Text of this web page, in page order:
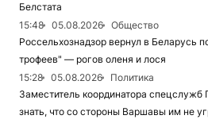
Белстата
15:48
05.08.2026
Общество
Россельхознадзор вернул в Беларусь
трофеев" — рогов оленя и лося
15:28
05.08.2026
Политика
Заместитель координатора
знать, что со стороны Варшавы им не